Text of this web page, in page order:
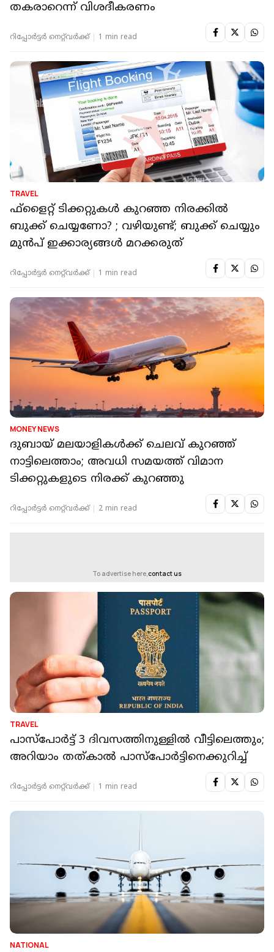
തകരാറെന്ന് വിശദീകരണം
റിപ്പോർട്ടർ നെറ്റ്‌വര്‍ക്ക്‌ 1 min read
TRAVEL
ഫ്‌ളൈറ്റ് ടിക്കറ്റുകൾ കുറഞ്ഞ നിരക്കിൽ
ബുക്ക് ചെയ്യണോ? ; വഴിയുണ്ട്; ബുക്ക് ചെയ്യും
മുൻപ് ഇക്കാര്യങ്ങൾ മറക്കരുത്
റിപ്പോർട്ടർ നെറ്റ്‌വര്‍ക്ക്‌ 1 min read
MONEY NEWS
ദുബായ് മലയാളികൾക്ക് ചെലവ് കുറഞ്ഞ്
നാട്ടിലെത്താം; അവധി സമയത്ത് വിമാന
ടിക്കറ്റുകളുടെ നിരക്ക് കുറഞ്ഞു
റിപ്പോർട്ടർ നെറ്റ്‌വര്‍ക്ക്‌ 2 min read
To advertise here,contact us
TRAVEL
പാസ്‌പോര്‍ട്ട് 3 ദിവസത്തിനുള്ളില്‍ വീട്ടിലെത്തും;
അറിയാം തത്കാല്‍ പാസ്‌പോര്‍ട്ടിനെക്കുറിച്ച്
റിപ്പോർട്ടർ നെറ്റ്‌വര്‍ക്ക്‌ 1 min read
NATIONAL